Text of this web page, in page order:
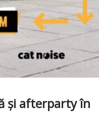
și afterparty în